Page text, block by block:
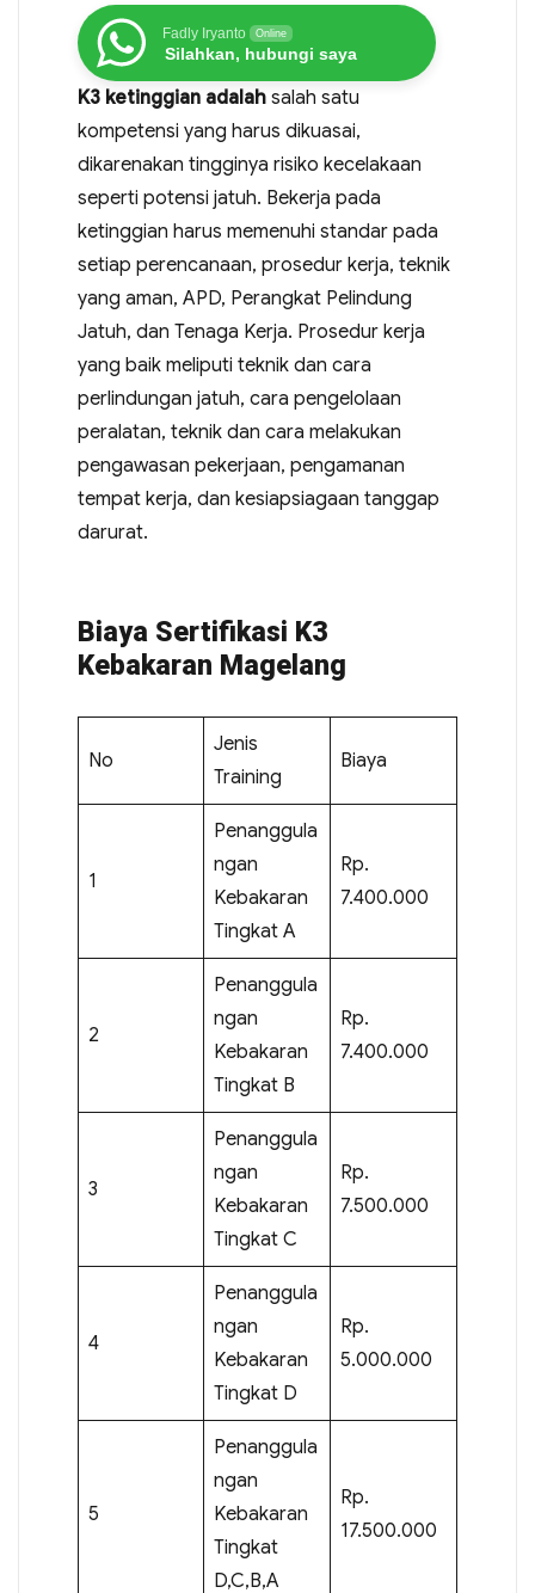
Fadly Iryanto Online
Silahkan, hubungi saya
K3 ketinggian adalahsalah satu
kompetensi yang harus dikuasai,
dikarenakan tingginya risiko kecelakaan
seperti potensi jatuh. Bekerja pada
ketinggian harus memenuhi standar pada
setiap perencanaan, prosedur kerja, teknik
yang aman, APD, Perangkat Pelindung
Jatuh, dan Tenaga Kerja. Prosedur kerja
yang baik meliputi teknik dan cara
perlindungan jatuh, cara pengelolaan
peralatan, teknik dan cara melakukan
pengawasan pekerjaan, pengamanan
tempat kerja, dan kesiapsiagaan tanggap
darurat.
Biaya Sertifikasi K3
Kebakaran Magelang
No
Jenis
Training
Biaya
1
Penanggula
ngan
Kebakaran
Tingkat A
Rp.
7.400.000
2
Penanggula
ngan
Kebakaran
Tingkat B
Rp.
7.400.000
3
Penanggula
ngan
Kebakaran
Tingkat C
Rp.
7.500.000
4
Penanggula
ngan
Kebakaran
Tingkat D
Rp.
5.000.000
5
Penanggula
ngan
Kebakaran
Tingkat
D,C,B,A
Rp.
17.500.000